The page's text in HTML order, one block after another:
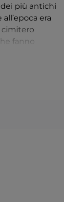
dei più antichi
era
cimitero
fanno